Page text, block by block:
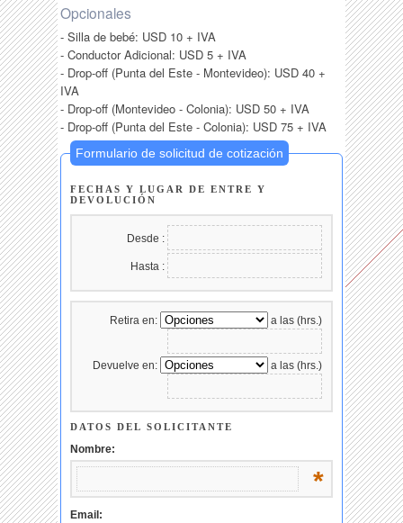
Opcionales
- Silla de bebé: USD 10 + IVA
- Conductor Adicional: USD 5 + IVA
- Drop-off (Punta del Este - Montevideo): USD 40 +
IVA
- Drop-off (Montevideo - Colonia): USD 50 + IVA
- Drop-off (Punta del Este - Colonia): USD 75 + IVA
Formulario de solicitud de cotización
FECHAS Y LUGAR DE ENTRE Y
DEVOLUCIÓN
Desde :
Hasta :
Retira en: a las (hrs.)
Devuelve en: a las (hrs.)
DATOS DEL SOLICITANTE
Nombre:
*
Email: